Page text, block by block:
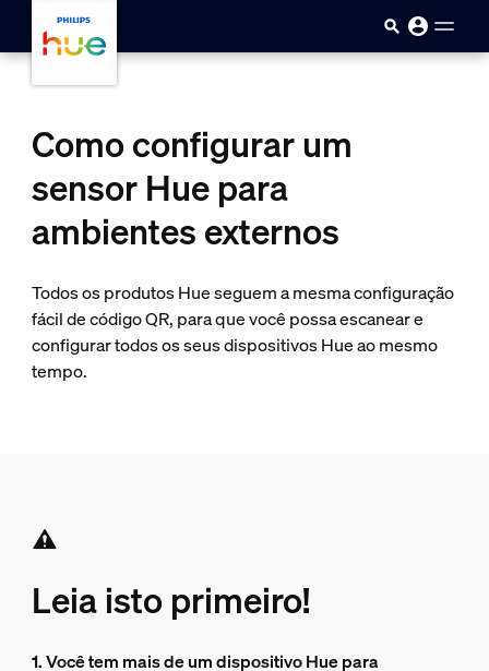
Pular para o conteúdo principal
Como configurar um
sensor Hue para
ambientes externos
Todos os produtos Hue seguem a mesma configuração
fácil de código QR, para que você possa escanear e
configurar todos os seus dispositivos Hue ao mesmo
tempo.
Leia isto primeiro!
1. Você tem mais de um dispositivo Hue para